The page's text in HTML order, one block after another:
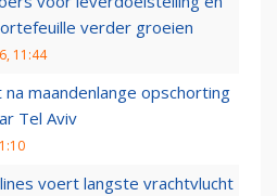
verder groeien
11:44
na maandenlange opschorting
Tel Aviv
voert langste vrachtvlucht